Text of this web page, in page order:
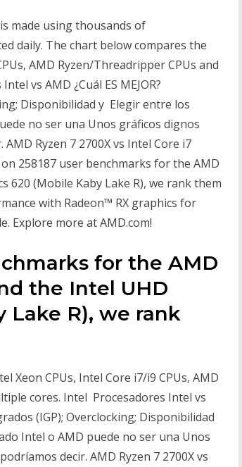
made using thousands of
daily. The chart below compares the
AMD Ryzen/Threadripper CPUs and
vs AMD ¿Cuál ES MEJOR?
Disponibilidad y Elegir entre los
no ser una Unos gráficos dignos
Ryzen 7 2700X vs Intel Core i7
258187 user benchmarks for the AMD
620 (Mobile Kaby Lake R), we rank them
with Radeon™ RX graphics for
Explore more at AMD.com!
for the AMD
the Intel UHD
Lake R), we rank
Xeon CPUs, Intel Core i7/i9 CPUs, AMD
cores. Intel Procesadores Intel vs
(IGP); Overclocking; Disponibilidad
Intel o AMD puede no ser una Unos
decir. AMD Ryzen 7 2700X vs